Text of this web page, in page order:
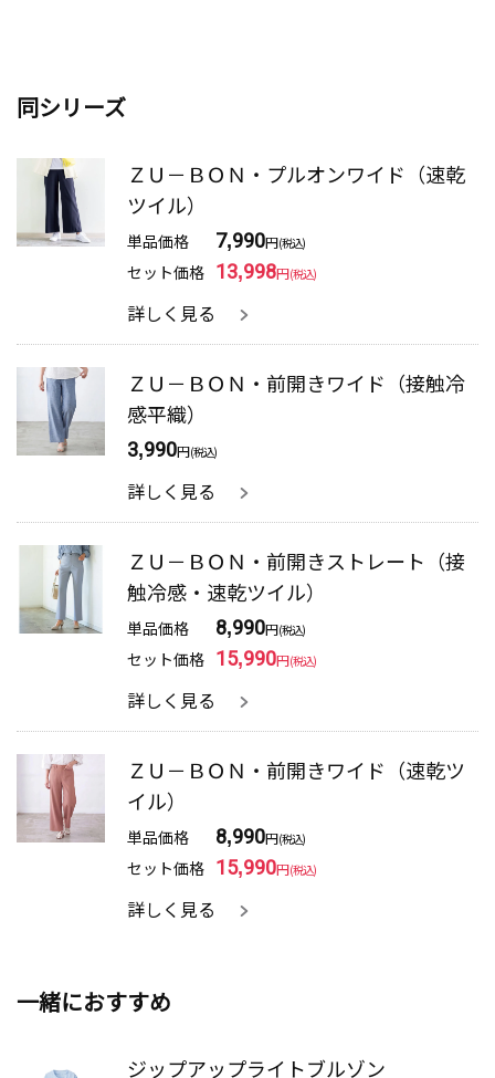
同シリーズ
ＺＵ－ＢＯＮ・プルオンワイド（速乾
ツイル）
単品価格 7,990円(税込)
セット価格 13,998円(税込)
詳しく見る
ＺＵ－ＢＯＮ・前開きワイド（接触冷
感平織）
3,990円(税込)
詳しく見る
ＺＵ－ＢＯＮ・前開きストレート（接
触冷感・速乾ツイル）
単品価格 8,990円(税込)
セット価格 15,990円(税込)
詳しく見る
ＺＵ－ＢＯＮ・前開きワイド（速乾ツ
イル）
単品価格 8,990円(税込)
セット価格 15,990円(税込)
詳しく見る
一緒におすすめ
ジップアップライトブルゾン